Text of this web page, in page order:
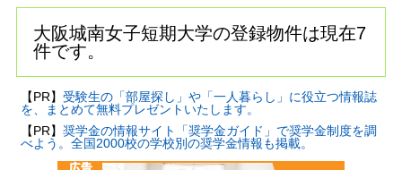
大阪城南女子短期大学の登録物件は現在7
件です。
【PR】 受験生の「部屋探し」や「一人暮らし」に役立つ情報誌
を、まとめて無料プレゼントいたします。
【PR】 奨学金の情報サイト「奨学金ガイド」で奨学金制度を調
べよう。全国2000校の学校別の奨学金情報も掲載。